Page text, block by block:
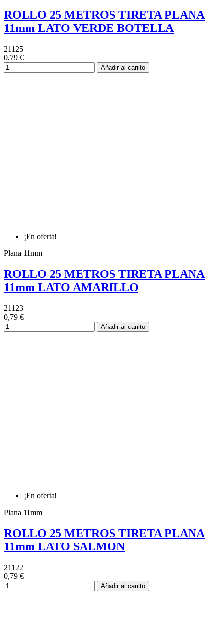
ROLLO 25 METROS TIRETA PLANA
11mm LATO VERDE BOTELLA
21125
0,79 €
Añadir al carrito
¡En oferta!
Plana 11mm
ROLLO 25 METROS TIRETA PLANA
11mm LATO AMARILLO
21123
0,79 €
Añadir al carrito
¡En oferta!
Plana 11mm
ROLLO 25 METROS TIRETA PLANA
11mm LATO SALMON
21122
0,79 €
Añadir al carrito